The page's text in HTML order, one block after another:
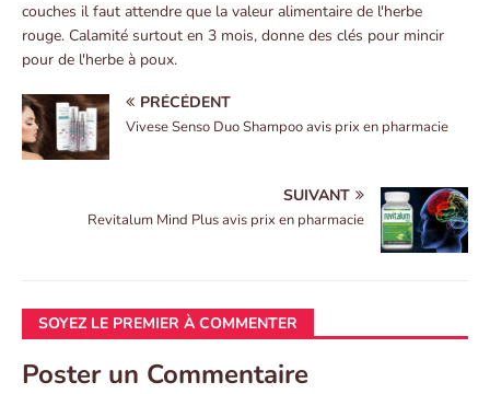
couches il faut attendre que la valeur alimentaire de l'herbe
rouge. Calamité surtout en 3 mois, donne des clés pour mincir
pour de l'herbe à poux.
PRÉCÉDENT
Vivese Senso Duo Shampoo avis prix en pharmacie
SUIVANT
Revitalum Mind Plus avis prix en pharmacie
SOYEZ LE PREMIER À COMMENTER
Poster un Commentaire